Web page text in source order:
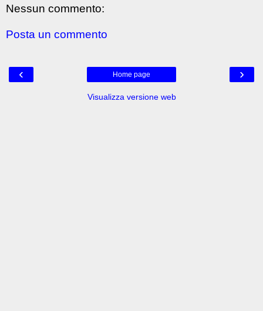
Nessun commento:
Posta un commento
‹ ›
Home page
Visualizza versione web